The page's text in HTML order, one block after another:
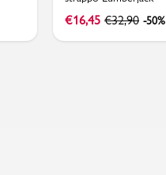
€16,45 €32,90 -50%